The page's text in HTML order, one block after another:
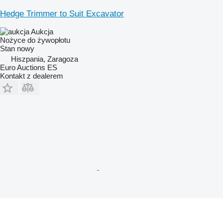
Hedge Trimmer to Suit Excavator
Aukcja
Nożyce do żywopłotu
Stan nowy
Hiszpania, Zaragoza
Euro Auctions ES
Kontakt z dealerem